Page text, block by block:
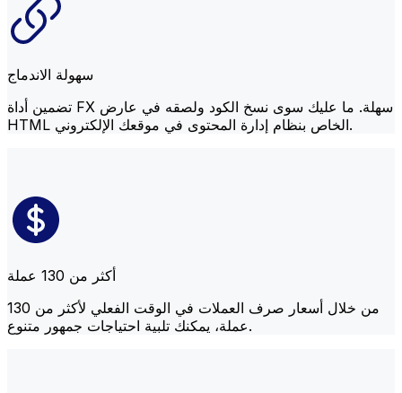
سهولة الاندماج
تضمين أداة FX سهلة. ما عليك سوى نسخ الكود ولصقه في عارض
HTML الخاص بنظام إدارة المحتوى في موقعك الإلكتروني.
أكثر من 130 عملة
من خلال أسعار صرف العملات في الوقت الفعلي لأكثر من 130
عملة، يمكنك تلبية احتياجات جمهور متنوع.